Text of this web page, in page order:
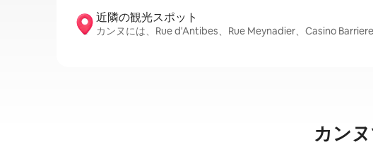
近隣の観光ス⁠ポ⁠ッ⁠ト
カンヌには、Rue d'Antibes、Rue Meynadier、Casino
カン